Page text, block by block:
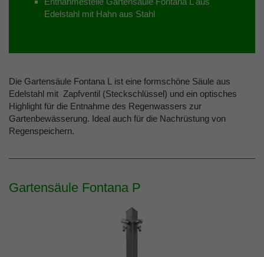
Edelstahl mit Hahn aus Stahl
Die Gartensäule Fontana L ist eine formschöne Säule aus
Edelstahl mit Zapfventil (Steckschlüssel) und ein optisches
Highlight für die Entnahme des Regenwassers zur
Gartenbewässerung. Ideal auch für die Nachrüstung von
Regenspeichern.
Gartensäule Fontana P